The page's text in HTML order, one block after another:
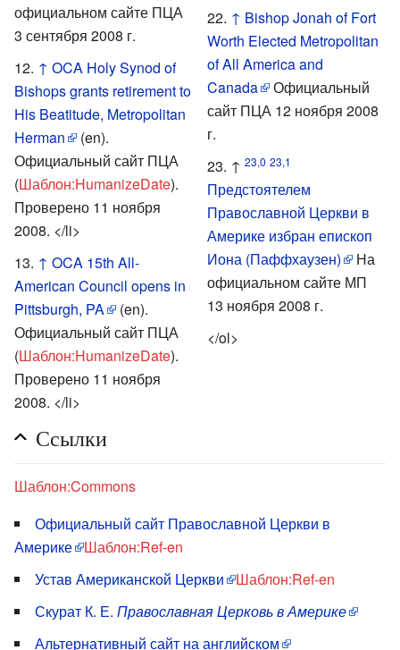
официальном сайте ПЦА
3 сентября 2008 г.
↑ OCA Holy Synod of
Bishops grants retirement to
His Beatitude, Metropolitan
Herman
(en).
Официальный сайт ПЦА
(Шаблон:HumanizeDate).
Проверено 11 ноября
2008. </li>
↑ OCA 15th All-
American Council opens in
Pittsburgh, PA
(en).
Официальный сайт ПЦА
(Шаблон:HumanizeDate).
Проверено 11 ноября
2008. </li>
↑ Bishop Jonah of Fort
Worth Elected Metropolitan
of All America and
Canada
Официальный
сайт ПЦА 12 ноября 2008
г.
↑ 23,0 23,1
Предстоятелем
Православной Церкви в
Америке избран епископ
Иона (Паффхаузен)
На
официальном сайте МП
13 ноября 2008 г.
</ol>
Ссылки
Шаблон:Commons
Официальный сайт Православной Церкви в
Америке
Шаблон:Ref-en
Устав Американской Церкви
Шаблон:Ref-en
Скурат К. Е. Православная Церковь в Америке
Альтернативный сайт на английском